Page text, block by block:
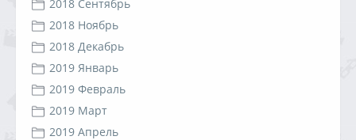
2018 Сентябрь
2018 Ноябрь
2018 Декабрь
2019 Январь
2019 Февраль
2019 Март
2019 Апрель